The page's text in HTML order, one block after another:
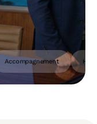
Accompagnement